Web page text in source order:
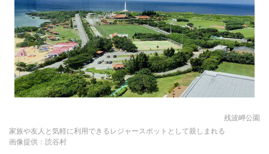
残波岬公園
家族や友人と気軽に利用できるレジャースポットとして親しまれる
画像提供：読谷村